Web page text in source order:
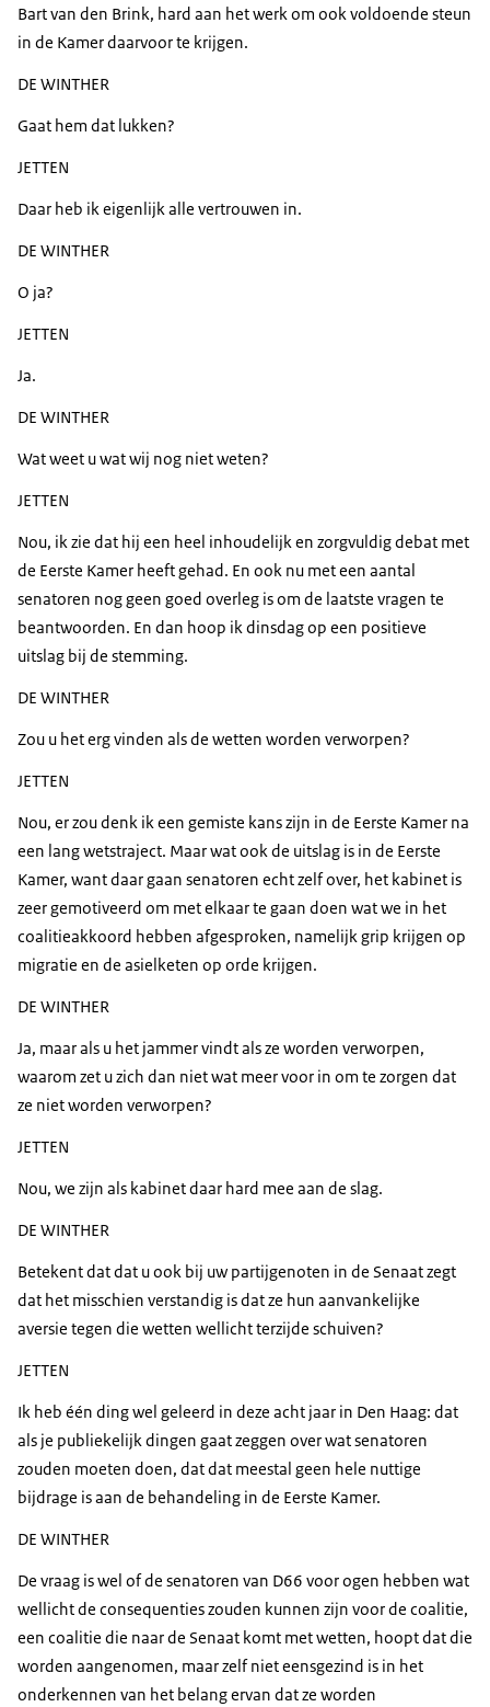
Bart van den Brink, hard aan het werk om ook voldoende steun
in de Kamer daarvoor te krijgen.
DE WINTHER
Gaat hem dat lukken?
JETTEN
Daar heb ik eigenlijk alle vertrouwen in.
DE WINTHER
O ja?
JETTEN
Ja.
DE WINTHER
Wat weet u wat wij nog niet weten?
JETTEN
Nou, ik zie dat hij een heel inhoudelijk en zorgvuldig debat met
de Eerste Kamer heeft gehad. En ook nu met een aantal
senatoren nog geen goed overleg is om de laatste vragen te
beantwoorden. En dan hoop ik dinsdag op een positieve
uitslag bij de stemming.
DE WINTHER
Zou u het erg vinden als de wetten worden verworpen?
JETTEN
Nou, er zou denk ik een gemiste kans zijn in de Eerste Kamer na
een lang wetstraject. Maar wat ook de uitslag is in de Eerste
Kamer, want daar gaan senatoren echt zelf over, het kabinet is
zeer gemotiveerd om met elkaar te gaan doen wat we in het
coalitieakkoord hebben afgesproken, namelijk grip krijgen op
migratie en de asielketen op orde krijgen.
DE WINTHER
Ja, maar als u het jammer vindt als ze worden verworpen,
waarom zet u zich dan niet wat meer voor in om te zorgen dat
ze niet worden verworpen?
JETTEN
Nou, we zijn als kabinet daar hard mee aan de slag.
DE WINTHER
Betekent dat dat u ook bij uw partijgenoten in de Senaat zegt
dat het misschien verstandig is dat ze hun aanvankelijke
aversie tegen die wetten wellicht terzijde schuiven?
JETTEN
Ik heb één ding wel geleerd in deze acht jaar in Den Haag: dat
als je publiekelijk dingen gaat zeggen over wat senatoren
zouden moeten doen, dat dat meestal geen hele nuttige
bijdrage is aan de behandeling in de Eerste Kamer.
DE WINTHER
De vraag is wel of de senatoren van D66 voor ogen hebben wat
wellicht de consequenties zouden kunnen zijn voor de coalitie,
een coalitie die naar de Senaat komt met wetten, hoopt dat die
worden aangenomen, maar zelf niet eensgezind is in het
onderkennen van het belang ervan dat ze worden